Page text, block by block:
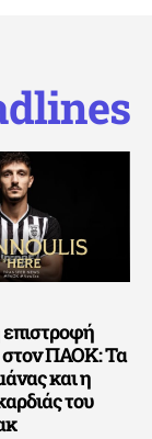
στον ΠΑΟΚ: Τα
και η
του